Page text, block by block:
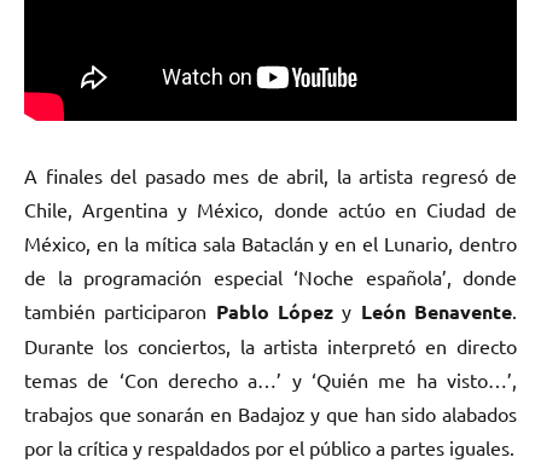
A finales del pasado mes de abril, la artista regresó de
Chile, Argentina y México, donde actúo en Ciudad de
México, en la mítica sala Bataclán y en el Lunario, dentro
de la programación especial ‘Noche española’, donde
también participaron Pablo López y León Benavente
Durante los conciertos, la artista interpretó en directo
temas de ‘Con derecho a…’ y ‘Quién me ha visto…’,
trabajos que sonarán en Badajoz y que han sido alabados
por la crítica y respaldados por el público a partes iguales.